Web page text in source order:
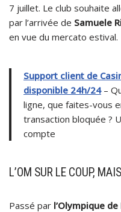
7 juillet. Le club souhaite
par l’arrivée de Samuele
en vue du mercato estival.
Support client de
disponible 24h/24–
ligne, que faites-vous
transaction bloquée ?
compte
L’OM SUR LE COUP,
Passé par l’Olympique